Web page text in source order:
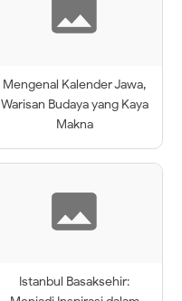
Mengenal Kalender Jawa,
Warisan Budaya yang Kaya
Makna
Istanbul Basaksehir: